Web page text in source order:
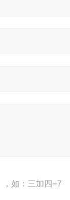
如：三加四=7